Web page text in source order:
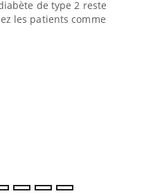
de type 2 reste
les patients comme